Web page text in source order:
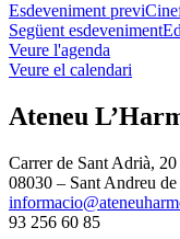
Esdeveniment previ
Següent esdeveniment
Veure l'agenda
Veure el calendari
Ateneu
Carrer de Sant Adrià,
08030 – Sant Andreu
93 256 60 85